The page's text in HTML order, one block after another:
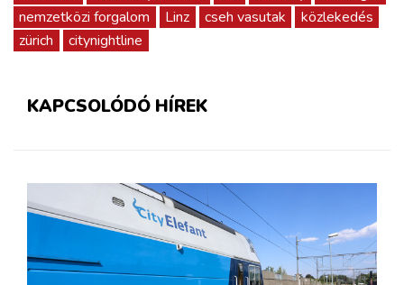
nemzetközi forgalom
Linz cseh vasutak
közlekedés
zürich
citynightline
KAPCSOLÓDÓ HÍREK